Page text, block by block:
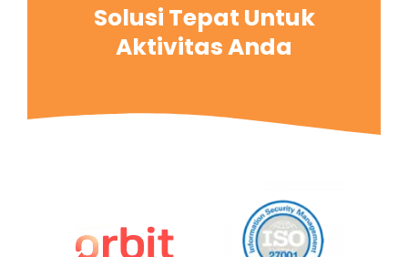
Solusi Tepat Untuk
Aktivitas Anda